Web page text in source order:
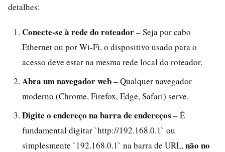
detalhes:
Conecte-se à rede do roteador– Seja por cabo
Ethernet ou por Wi‑Fi, o dispositivo usado para o
acesso deve estar na mesma rede local do roteador.
Abra um navegador web– Qualquer navegador
moderno (Chrome, Firefox, Edge, Safari) serve.
Digite o endereço na barra de endereços – É
fundamental digitar `http://192.168.0.1` ou
simplesmente `192.168.0.1` na barra de URL, não no